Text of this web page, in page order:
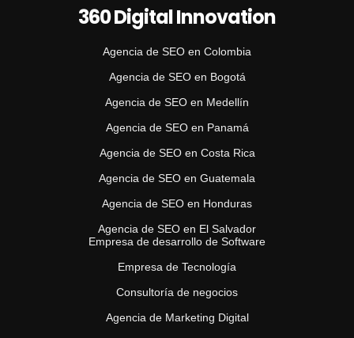
360 Digital Innovation
Agencia de SEO en Colombia
Agencia de SEO en Bogotá
Agencia de SEO en Medellín
Agencia de SEO en Panamá
Agencia de SEO en Costa Rica
Agencia de SEO en Guatemala
Agencia de SEO en Honduras
Agencia de SEO en El Salvador
Empresa de desarrollo de Software
Empresa de Tecnología
Consultoría de negocios
Agencia de Marketing Digital